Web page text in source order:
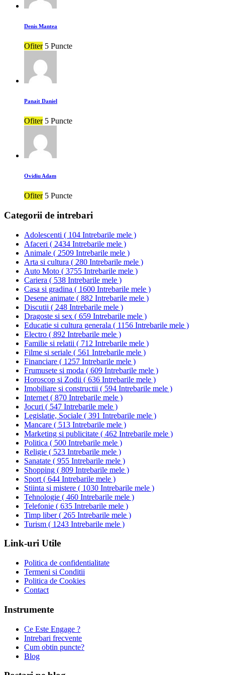
Denis Mantea
Ofiter 5 Puncte
Panait Daniel
Ofiter 5 Puncte
Ovidiu Adam
Ofiter 5 Puncte
Categorii de intrebari
Adolescenti ( 104 Intrebarile mele )
Afaceri ( 2434 Intrebarile mele )
Animale ( 2509 Intrebarile mele )
Arta si cultura ( 280 Intrebarile mele )
Auto Moto ( 3755 Intrebarile mele )
Cariera ( 538 Intrebarile mele )
Casa si gradina ( 1600 Intrebarile mele )
Desene animate ( 882 Intrebarile mele )
Discutii ( 248 Intrebarile mele )
Dragoste si sex ( 659 Intrebarile mele )
Educatie si cultura generala ( 1156 Intrebarile mele )
Electro ( 892 Intrebarile mele )
Familie si relatii ( 712 Intrebarile mele )
Filme si seriale ( 561 Intrebarile mele )
Financiare ( 1257 Intrebarile mele )
Frumusete si moda ( 609 Intrebarile mele )
Horoscop si Zodii ( 636 Intrebarile mele )
Imobiliare si constructii ( 594 Intrebarile mele )
Internet ( 870 Intrebarile mele )
Jocuri ( 547 Intrebarile mele )
Legislatie, Sociale ( 391 Intrebarile mele )
Mancare ( 513 Intrebarile mele )
Marketing si publicitate ( 462 Intrebarile mele )
Politica ( 500 Intrebarile mele )
Religie ( 523 Intrebarile mele )
Sanatate ( 955 Intrebarile mele )
Shopping ( 809 Intrebarile mele )
Sport ( 644 Intrebarile mele )
Stiinta si mistere ( 1030 Intrebarile mele )
Tehnologie ( 460 Intrebarile mele )
Telefonie ( 635 Intrebarile mele )
Timp liber( 265 Intrebarile mele )
Turism ( 1243 Intrebarile mele )
Link-uri Utile
Politica de confidentialitate
Termeni si Conditii
Politica de Cookies
Contact
Instrumente
Ce Este Engage ?
Intrebari frecvente
Cum obtin puncte?
Blog